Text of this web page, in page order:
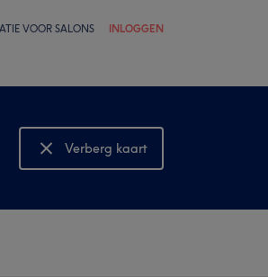
VOOR SALONS INLOGGEN
Verberg kaart
Bekijk kaart